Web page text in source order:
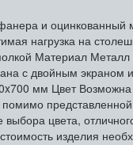
и оцинкованный
нагрузка на
Материал Металл
с двойным экраном
мм Цвет
помимо
цвета,
изделия